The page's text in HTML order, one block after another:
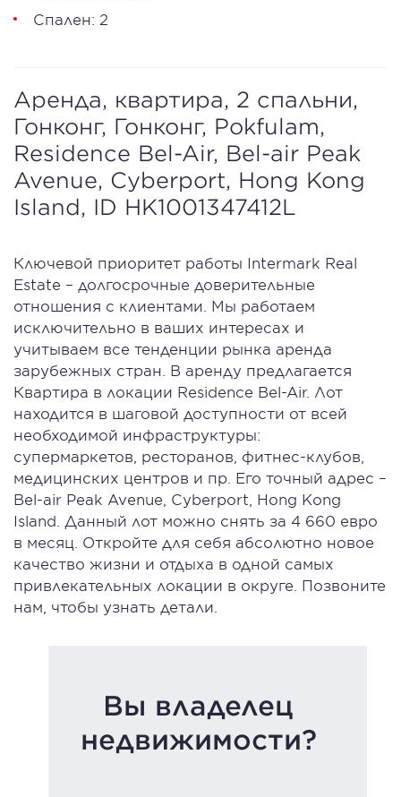
Спален: 2
Аренда, квартира, 2 спальни,
Гонконг, Гонконг, Pokfulam,
Residence Bel-Air, Bel-air Peak
Avenue, Cyberport, Hong Kong
Island, ID HK1001347412L
Ключевой приоритет работы Intermark Real
Estate – долгосрочные доверительные
отношения с клиентами. Мы работаем
исключительно в ваших интересах и
учитываем все тенденции рынка аренда
зарубежных стран. В аренду предлагается
Квартира в локации Residence Bel-Air. Лот
находится в шаговой доступности от всей
необходимой инфраструктуры:
супермаркетов, ресторанов, фитнес-клубов,
медицинских центров и пр. Его точный адрес –
Bel-air Peak Avenue, Cyberport, Hong Kong
Island. Данный лот можно снять за 4 660 евро
в месяц. Откройте для себя абсолютно новое
качество жизни и отдыха в одной самых
привлекательных локации в округе. Позвоните
нам, чтобы узнать детали.
Вы владелец
недвижимости?